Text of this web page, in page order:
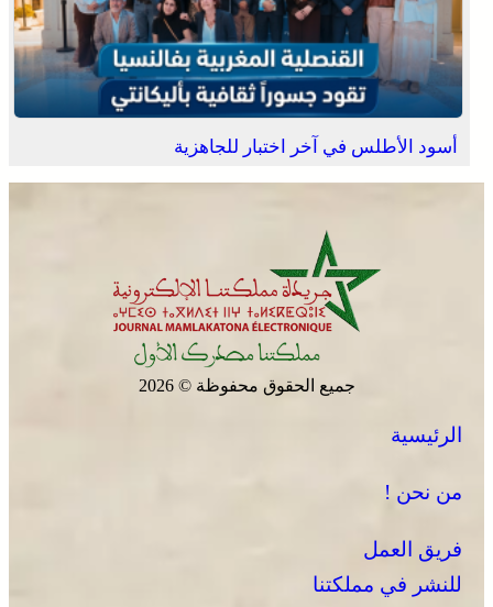
أسود الأطلس في آخر اختبار للجاهزية
جميع الحقوق محفوظة © 2026
الرئيسية
من نحن !
فريق العمل
للنشر في مملكتنا